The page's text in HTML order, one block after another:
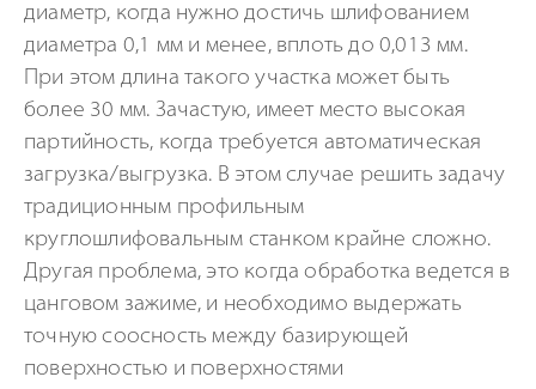
диаметр, когда нужно достичь шлифованием
диаметра 0,1 мм и менее, вплоть до 0,013 мм.
При этом длина такого участка может быть
более 30 мм. Зачастую, имеет место высокая
партийность, когда требуется автоматическая
загрузка/выгрузка. В этом случае решить задачу
традиционным профильным
круглошлифовальным станком крайне сложно.
Другая проблема, это когда обработка ведется в
цанговом зажиме, и необходимо выдержать
точную соосность между базирующей
поверхностью и поверхностями